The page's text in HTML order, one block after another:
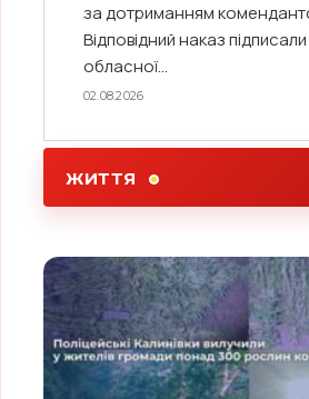
за дотриманням
Відповідний наказ
обласної...
02.08.2026
ЖИТТЯ